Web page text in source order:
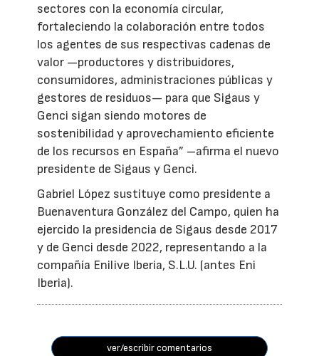
sectores con la economía circular,
fortaleciendo la colaboración entre todos
los agentes de sus respectivas cadenas de
valor —productores y distribuidores,
consumidores, administraciones públicas y
gestores de residuos— para que Sigaus y
Genci sigan siendo motores de
sostenibilidad y aprovechamiento eficiente
de los recursos en España” –afirma el nuevo
presidente de Sigaus y Genci.
Gabriel López sustituye como presidente a
Buenaventura González del Campo, quien ha
ejercido la presidencia de Sigaus desde 2017
y de Genci desde 2022, representando a la
compañía Enilive Iberia, S.L.U. (antes Eni
Iberia).
ver/escribir comentarios